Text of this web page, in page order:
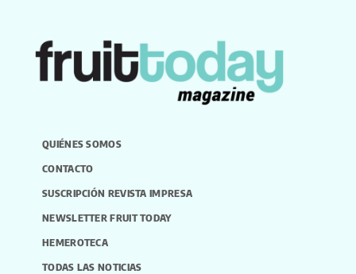
QUIÉNES SOMOS
CONTACTO
SUSCRIPCIÓN REVISTA IMPRESA
NEWSLETTER FRUIT TODAY
HEMEROTECA
TODAS LAS NOTICIAS